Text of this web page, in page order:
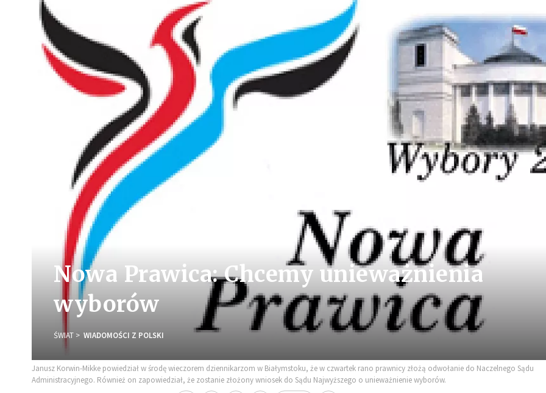
Nowa Prawica: Chcemy unieważnienia
wyborów
ŚWIAT WIADOMOŚCI Z POLSKI
Janusz Korwin-Mikke powiedział w środę wieczorem dziennikarzom w Białymstoku, że w czwartek rano prawnicy złożą odwołanie do Naczelnego Sądu
Administracyjnego. Również on zapowiedział, że zostanie złożony wniosek do Sądu Najwyższego o unieważnienie wyborów.